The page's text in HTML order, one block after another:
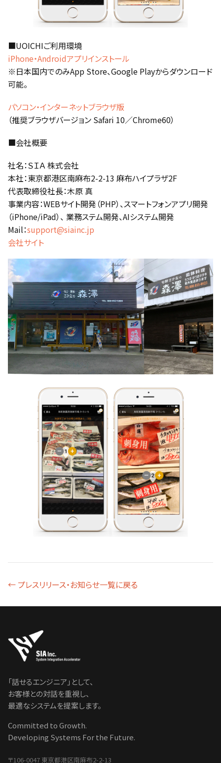
■UOICHIご利用環境
iPhone・Androidアプリインストール
※日本国内でのみApp Store、Google Playからダウンロード
可能。
パソコン・インターネットブラウザ版
（推奨ブラウザバージョン Safari 10／Chrome60）
■会社概要
社名：ＳＩＡ 株式会社
本社：東京都港区南麻布2-2-13 麻布ハイプラザ2F
代表取締役社長：木原 真
事業内容：WEBサイト開発（PHP）、スマートフォンアプリ開発
（iPhone/iPad）、 業務ステム開発、AIシステム開発
Mail：support@siainc.jp
会社サイト
← プレスリリース・お知らせ一覧に戻る
「話せるエンジニア」として、
お客様との対話を重視し、
最適なシステムを提案します。
Committed to Growth.
Developing Systems For the Future.
〒106-0047 東京都港区南麻布2-2-13